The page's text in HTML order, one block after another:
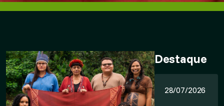
Destaque
28/07/2026